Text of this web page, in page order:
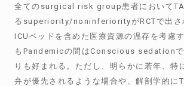
全てのsurgical risk group患者において
るsuperiority/noninferiorityがRCTで出さ
ICUベッドを含めた医療資源の温存を考慮
もPandemicの間はConscious sedationで
りも好まれる。ただし、明らかに若年、特
弁が優先されるような場合や、解剖学的に